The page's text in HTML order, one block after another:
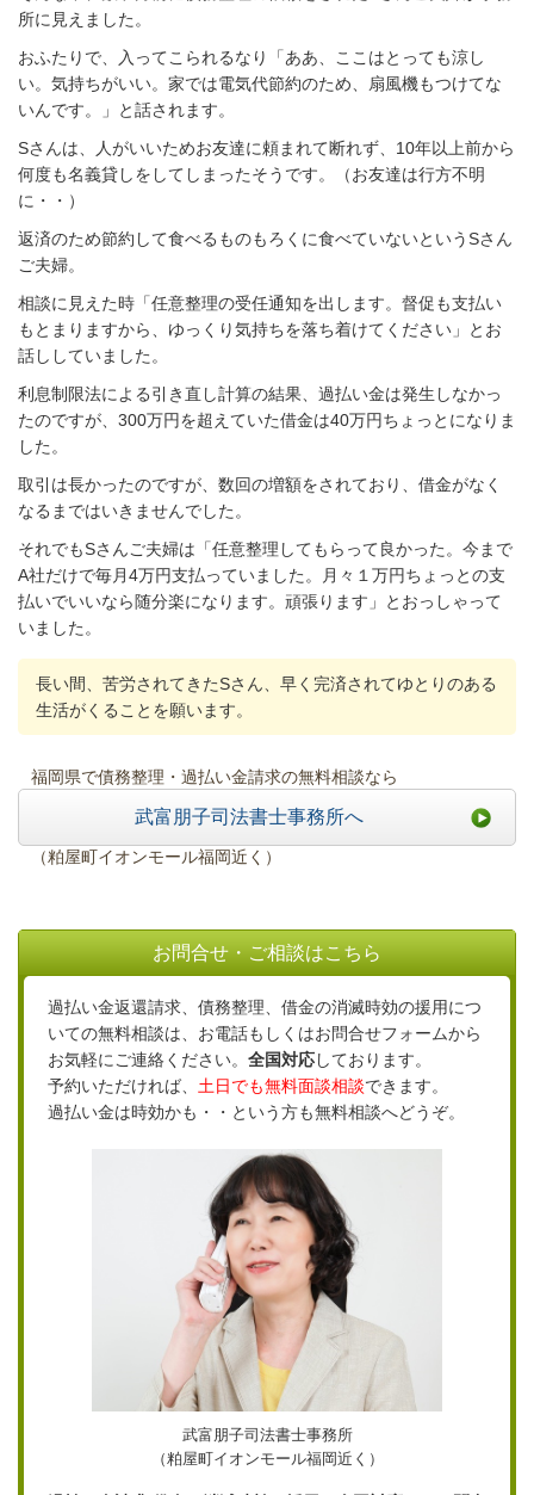
所に見えました。
おふたりで、入ってこられるなり「ああ、ここはとっても涼し
い。気持ちがいい。家では電気代節約のため、扇風機もつけてな
いんです。」と話されます。
Sさんは、人がいいためお友達に頼まれて断れず、10年以上前から
何度も名義貸しをしてしまったそうです。
（お友達は行方不明
に・・）
返済のため節約して食べるものもろくに食べていないというSさん
ご夫婦。
相談に見えた時「任意整理の受任通知を出します。督促も支払い
もとまりますから、ゆっくり気持ちを落ち着けてください」とお
話ししていました。
利息制限法による引き直し計算の結果、過払い金は発生しなかっ
たのですが、300万円を超えていた借金は40万円ちょっとになりま
した。
取引は長かったのですが、数回の増額をされており、借金がなく
なるまではいきませんでした。
それでもSさんご夫婦は「任意整理してもらって良かった。今まで
A社だけで毎月4万円支払っていました。月々１万円ちょっとの支
払いでいいなら随分楽になります。頑張ります」とおっしゃって
いました。
長い間、苦労されてきたSさん、早く完済されてゆとりのある
生活がくることを願います。
福岡県で債務整理・過払い金請求の無料相談なら
武富朋子司法書士事務所へ
（粕屋町イオンモール福岡近く）
お問合せ・ご相談はこちら
過払い金返還請求、債務整理、借金の消滅時効の援用につ
いての無料相談は、お電話もしくはお問合せフォームから
お気軽にご連絡ください。 全国対応しております。
予約いただければ、 土日でも無料面談相談できます。
過払い金は時効かも・・という方も無料相談へどうぞ。
武富朋子司法書士事務所
（粕屋町イオンモール福岡近く）